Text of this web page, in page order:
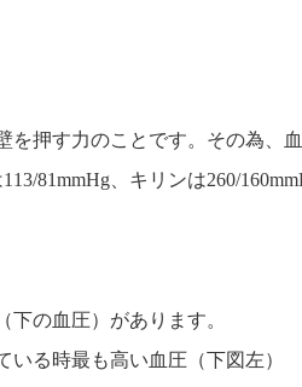
押す力のことです。その為、
81mmHg、キリンは260/
の血圧）があります。
る時最も高い血圧（下図左）